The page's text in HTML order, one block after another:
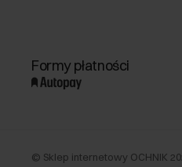
Formy płatności
© Sklep internetowy OCHNIK